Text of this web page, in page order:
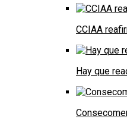
CCIAA
Hay que